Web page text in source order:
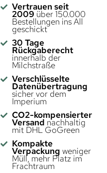
Vertrauen seit
2009 über 150.000
Bestellungen ins All
geschickt
30 Tage
Rückgaberecht
innerhalb der
Milchstraße
Verschlüsselte
Datenübertragung
sicher vor dem
Imperium
CO2-kompensierter
Versand nachhaltig
mit DHL GoGreen
Kompakte
Verpackung weniger
Müll, mehr Platz im
Frachtraum